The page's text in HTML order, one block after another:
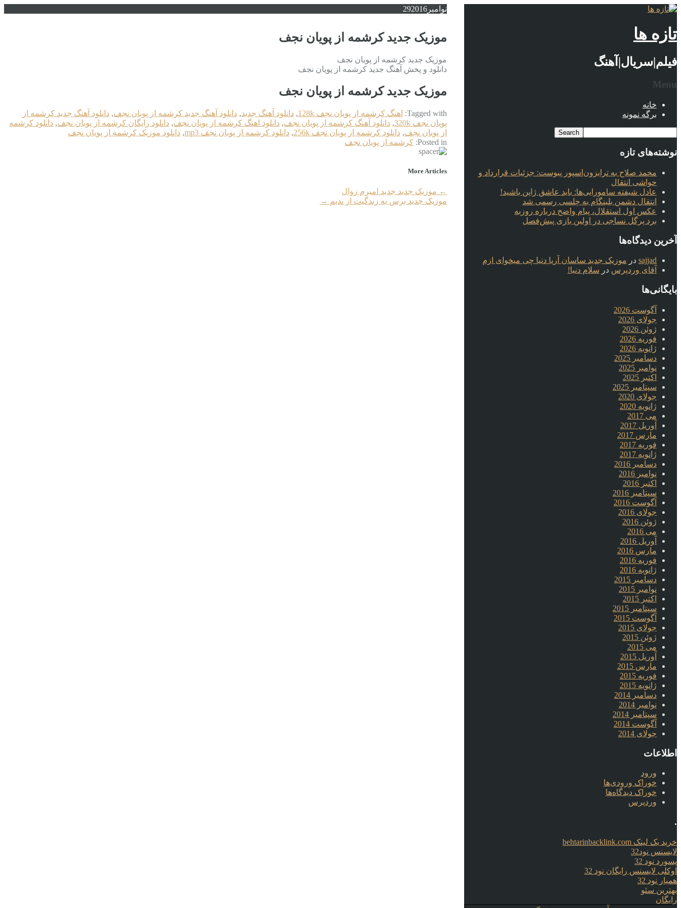
نوامبر 292016
موزیک جدید کرشمه از پویان نجف
موزیک جدید کرشمه از پویان نجف
دانلود و پخش آهنگ جدید کرشمه از پویان نجف
موزیک جدید کرشمه از پویان نجف
Tagged with: اهنگ کرشمه از پویان نجف 128k , دانلود آهنگ جدید, دانلود آهنگ جدید کرشمه از پویان نجف, دانلود آهنگ جدید کرشمه از
پویان نجف 320k
, دانلود آهنگ کرشمه از پویان نجف, دانلود اهنگ کرشمه از پویان نجف, دانلود رایگان کرشمه از پویان نجف, دانلود کرشمه
از پویان نجف, دانلود کرشمه از پویان نجف 256k , دانلود کرشمه از پویان نجف mp3 , دانلود موزیک کرشمه از پویان نجف
Posted in: کرشمه از پویان نجف
More Articles
← موزیک جدید جديد امیرم زوال
موزیک جدید برس به زندگیت از ندیم →
تازه ها
فیلم|سریال|آهنگ
Menu
خانه
برگه نمونه
نوشته‌های تازه
محمد صلاح به ترابزون‌اسپور پیوست: جزئیات قرارداد و
حواشی انتقال
عادل شیفته سامورایی‌ها: باید عاشق ژاپن باشید!
انتقال دشمن بلینگام به چلسی رسمی شد
عکس اول استقلال، پیام واضح درباره روزبه
برد پرگل نساجی در اولین بازی پیش‌فصل
آخرین دیدگاه‌ها
sajjad در موزیک جدید ساسان آریا دنیا چی میخوای ازم
آقای وردپرس در سلام دنیا!
بایگانی‌ها
آگوست 2026
جولای 2026
ژوئن 2026
فوریه 2026
ژانویه 2026
دسامبر 2025
نوامبر 2025
اکتبر 2025
سپتامبر 2025
جولای 2020
ژانویه 2020
می 2017
آوریل 2017
مارس 2017
فوریه 2017
ژانویه 2017
دسامبر 2016
نوامبر 2016
اکتبر 2016
سپتامبر 2016
آگوست 2016
جولای 2016
ژوئن 2016
می 2016
آوریل 2016
مارس 2016
فوریه 2016
ژانویه 2016
دسامبر 2015
نوامبر 2015
اکتبر 2015
سپتامبر 2015
آگوست 2015
جولای 2015
ژوئن 2015
می 2015
آوریل 2015
مارس 2015
فوریه 2015
ژانویه 2015
دسامبر 2014
نوامبر 2014
سپتامبر 2014
آگوست 2014
جولای 2014
اطلاعات
ورود
خوراک ورودی‌ها
خوراک دیدگاه‌ها
وردپرس
.
خرید بک لینک behtarinbacklink.com
لایسنس نود32
پسورد نود 32
اوکلی لایسنس رایگان نود 32
همیار نود 32
بهترین سئو
رایگان